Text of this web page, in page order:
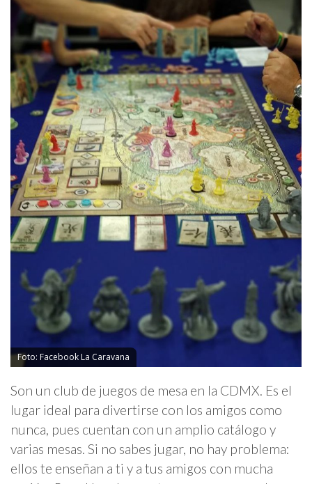
Foto: Facebook La Caravana
Son un club de juegos de mesa en la CDMX. Es el
lugar ideal para divertirse con los amigos como
nunca, pues cuentan con un amplio catálogo y
varias mesas. Si no sabes jugar, no hay problema:
ellos te enseñan a ti y a tus amigos con mucha